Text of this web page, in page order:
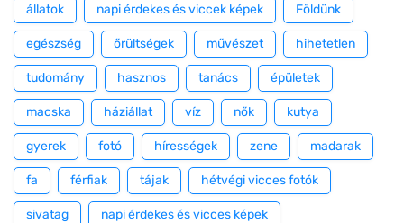
állatok napi érdekes és viccek képek Földünk
egészség őrültségek művészet hihetetlen
tudomány hasznos tanács épületek
macska háziállat víz nők kutya
gyerek fotó hírességek zene madarak
fa férfiak tájak hétvégi vicces fotók
sivatag napi érdekes és vicces képek